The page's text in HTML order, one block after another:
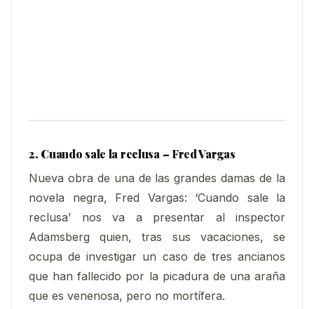
2. Cuando sale la reclusa – Fred Vargas
Nueva obra de una de las grandes damas de la
novela negra, Fred Vargas: ‘Cuando sale la
reclusa’ nos va a presentar al inspector
Adamsberg quien, tras sus vacaciones, se
ocupa de investigar un caso de tres ancianos
que han fallecido por la picadura de una araña
que es venenosa, pero no mortífera.